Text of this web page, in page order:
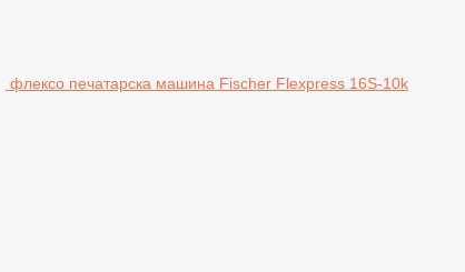
флексо печатарска машина Fischer Flexpress 16S-10k